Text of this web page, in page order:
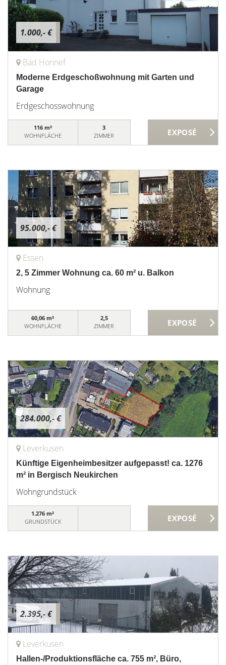
1.000,- €
Bad Honnef
Moderne Erdgeschoßwohnung mit Garten und
Garage
Erdgeschosswohnung
116 m²
WOHNFLÄCHE
3
ZIMMER
95.000,- €
Essen
2, 5 Zimmer Wohnung ca. 60 m² u. Balkon
Wohnung
60,06 m²
WOHNFLÄCHE
2,5
ZIMMER
284.000,- €
Leverkusen
Künftige Eigenheimbesitzer aufgepasst! ca. 1276
m² in Bergisch Neukirchen
Wohngrundstück
1.276 m²
GRUNDSTÜCK
2.395,- €
Leverkusen
Hallen-/Produktionsfläche ca. 755 m², Büro,